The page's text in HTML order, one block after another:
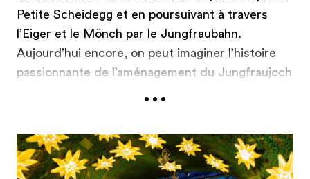
Petite Scheidegg et en poursuivant à travers
l’Eiger et le Mönch par le Jungfraubahn.
Aujourd’hui encore, on peut imaginer l’histoire
passionnante de l’aménagement du Jungfraujoch
bout du couloir, une boule de neige de taille
humaine diffuse une ambiance hivernale. Ceux
...